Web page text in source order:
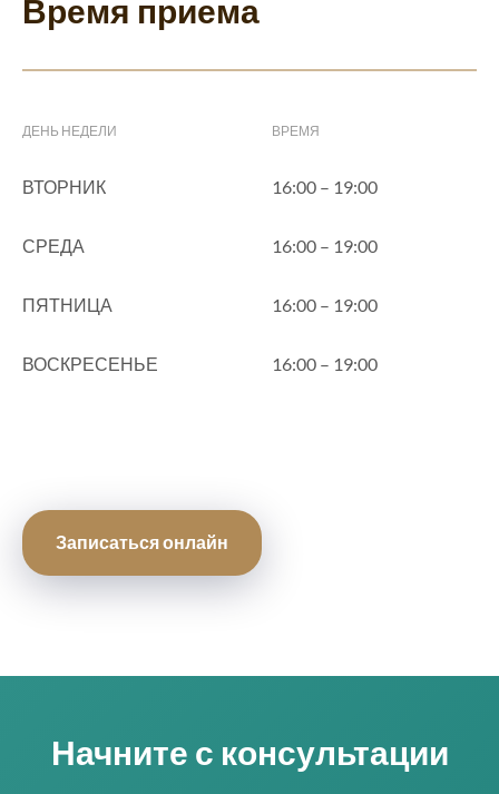
Время приема
ДЕНЬ НЕДЕЛИ ВРЕМЯ
ВТОРНИК 16:00 – 19:00
СРЕДА 16:00 – 19:00
ПЯТНИЦА 16:00 – 19:00
ВОСКРЕСЕНЬЕ 16:00 – 19:00
Записаться онлайн
Начните с консультации